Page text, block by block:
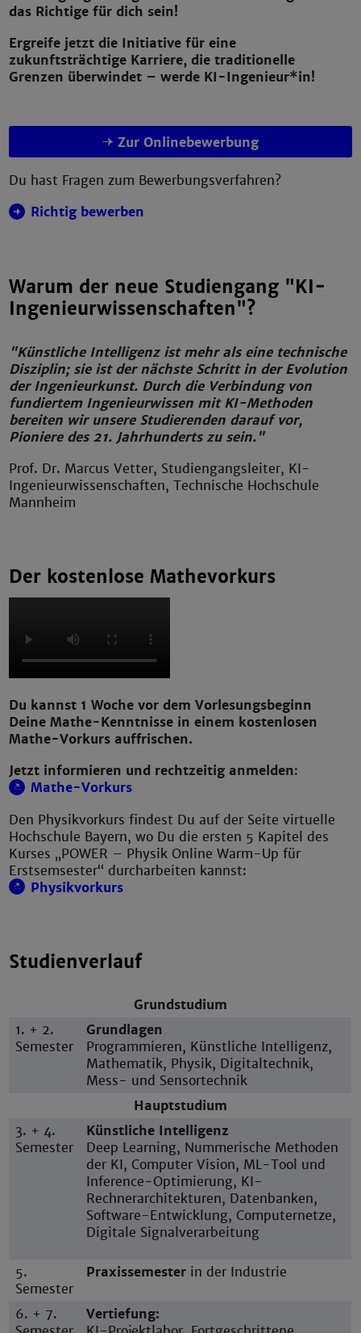
das Richtige für dich sein!
Ergreife jetzt die Initiative für eine
zukunftsträchtige Karriere, die traditionelle
Grenzen überwindet – werde KI-Ingenieur*in!
Zur Onlinebewerbung
Du hast Fragen zum Bewerbungsverfahren?
Richtig bewerben
Warum der neue Studiengang "KI-
Ingenieurwissenschaften"?
"Künstliche Intelligenz ist mehr als eine technische
Disziplin; sie ist der nächste Schritt in der Evolution
der Ingenieurkunst. Durch die Verbindung von
fundiertem Ingenieurwissen mit KI-Methoden
bereiten wir unsere Studierenden darauf vor,
Pioniere des 21. Jahrhunderts zu sein."
Prof. Dr. Marcus Vetter, Studiengangsleiter, KI-
Ingenieurwissenschaften, Technische Hochschule
Mannheim
Der kostenlose Mathevorkurs
Du kannst 1 Woche vor dem Vorlesungsbeginn
Deine Mathe-Kenntnisse in einem kostenlosen
Mathe-Vorkurs auffrischen.
Jetzt informieren und rechtzeitig anmelden:
Mathe-Vorkurs
Den Physikvorkurs findest Du auf der Seite virtuelle
Hochschule Bayern, wo Du die ersten 5 Kapitel des
Kurses „POWER – Physik Online Warm-Up für
Erstsemsester“ durcharbeiten kannst:
Physikvorkurs
Studienverlauf
Grundstudium
1. + 2.
Semester
Grundlagen
Programmieren, Künstliche Intelligenz,
Mathematik, Physik, Digitaltechnik,
Mess- und Sensortechnik
Hauptstudium
3. + 4.
Semester
Künstliche Intelligenz
Deep Learning, Nummerische Methoden
der KI, Computer Vision, ML-Tool und
Inference-Optimierung, KI-
Rechnerarchitekturen, Datenbanken,
Software-Entwicklung, Computernetze,
Digitale Signalverarbeitung
5.
Semester
Praxissemester in der Industrie
6. + 7.
Vertiefung: